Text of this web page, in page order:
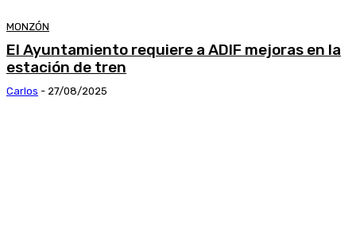
MONZÓN
El Ayuntamiento requiere a ADIF mejoras en la
estación de tren
Carlos - 27/08/2025